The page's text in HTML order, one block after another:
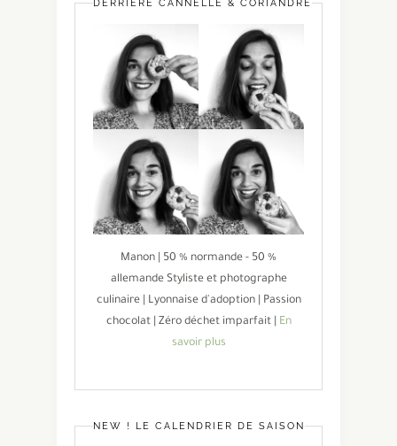
DERRIÈRE CANNELLE & CORIANDRE
Manon | 50 % normande - 50 %
allemande Styliste et photographe
culinaire | Lyonnaise d'adoption | Passion
chocolat | Zéro déchet imparfait |
En
savoir plus
NEW ! LE CALENDRIER DE SAISON